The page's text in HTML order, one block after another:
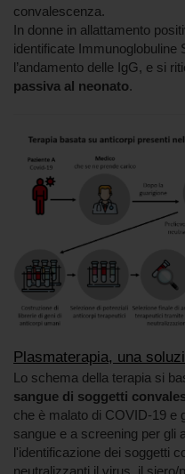
convalescenza.
In donne in allattamento
identificate Immunoglobuline
l’andamento delle IgG, e si
passiva al neonato.
Plasmaterapia, una
Lo schema della terapia si
sangue di soggetti
che è malato di COVID-19 e
sangue e a screening per gli
l'identificazione dei soggetti
neutralizzanti il virus, il